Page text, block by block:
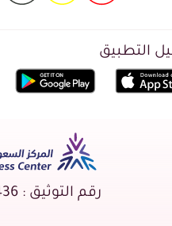
التطبيق
رقم التوثيق : 0000007436